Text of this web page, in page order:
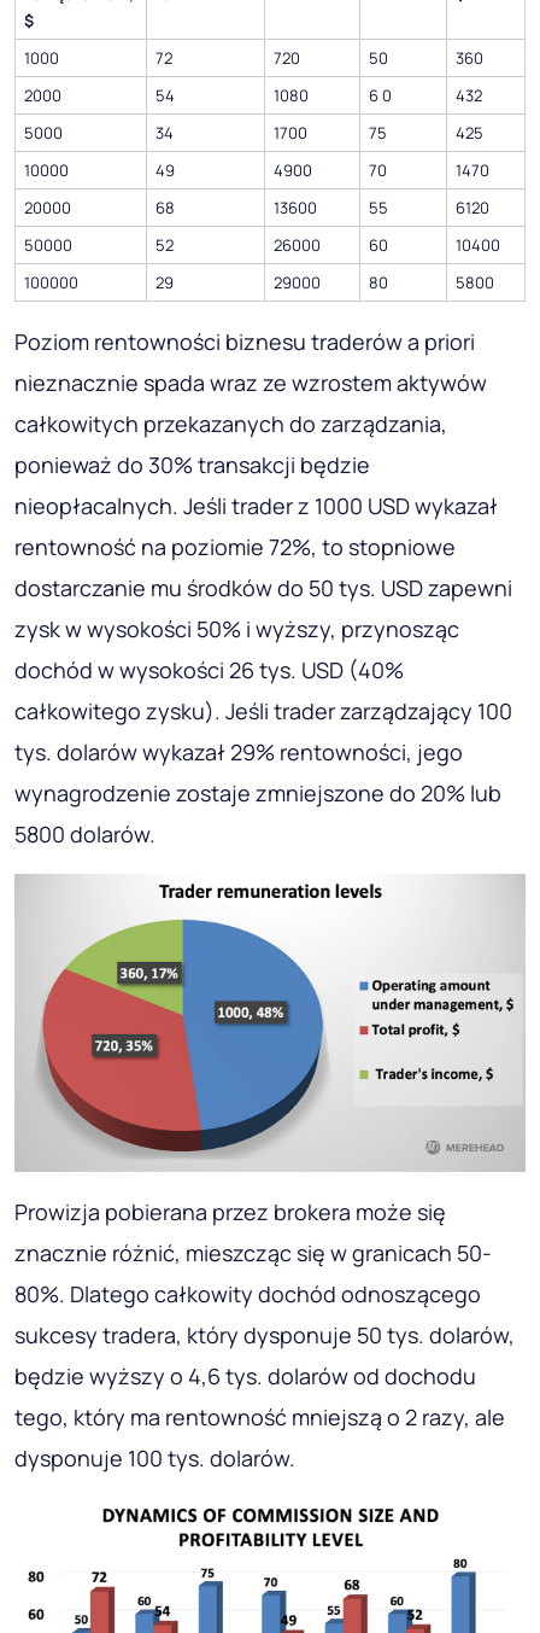
$
1000 72 720 50
360
2000
54 1080 6 0
432
5000
34 1700 75
425
10000
49 4900 70
1470
20000
68 13600 55
6120
50000
52 26000 60
10400
100000
29 29000 80 5800
Poziom rentowności biznesu traderów a priori
nieznacznie spada wraz ze wzrostem aktywów
całkowitych przekazanych do zarządzania,
ponieważ do 30% transakcji będzie
nieopłacalnych. Jeśli trader z 1000 USD wykazał
rentowność na poziomie 72%, to stopniowe
dostarczanie mu środków do 50 tys. USD zapewni
zysk w wysokości 50% i wyższy, przynosząc
dochód w wysokości 26 tys. USD (40%
całkowitego zysku). Jeśli trader zarządzający 100
tys. dolarów wykazał 29% rentowności, jego
wynagrodzenie zostaje zmniejszone do 20% lub
5800 dolarów.
Prowizja pobierana przez brokera może się
znacznie różnić, mieszcząc się w granicach 50-
80%. Dlatego całkowity dochód odnoszącego
sukcesy tradera, który dysponuje 50 tys. dolarów,
będzie wyższy o 4,6 tys. dolarów od dochodu
tego, który ma rentowność mniejszą o 2 razy, ale
dysponuje 100 tys. dolarów.